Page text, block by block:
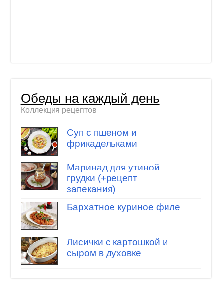
Обеды на каждый день
Коллекция рецептов
Суп с пшеном и
фрикадельками
Маринад для утиной
грудки (+рецепт
запекания)
Бархатное куриное филе
Лисички с картошкой и
сыром в духовке